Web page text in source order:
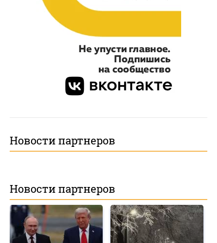
Новости партнеров
Новости партнеров